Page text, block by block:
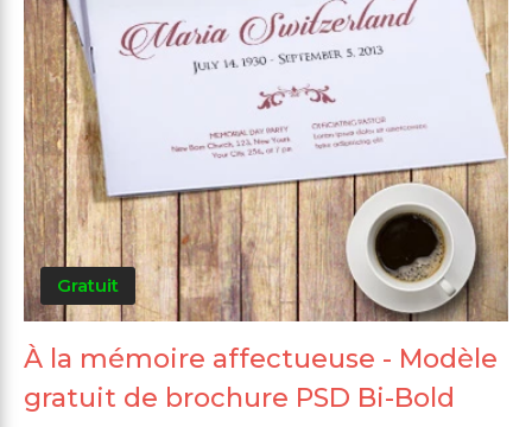
Gratuit
À la mémoire affectueuse - Modèle
gratuit de brochure PSD Bi-Bold